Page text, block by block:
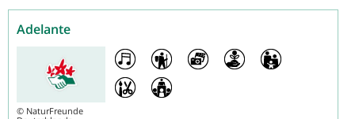
Adelante
© NaturFreunde